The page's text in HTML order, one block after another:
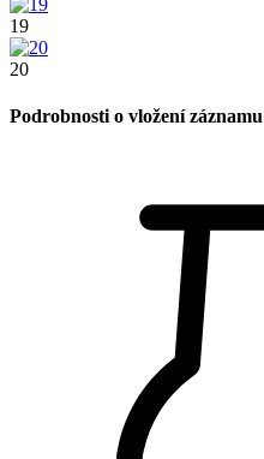
19
20
Podrobnosti o vložení záznamu